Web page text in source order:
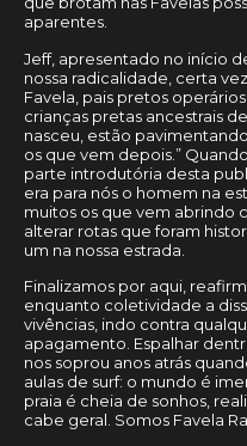
aparentes.
Jeff, apresentado no início
nossa radicalidade, certa
Favela, pais pretos
crianças pretas ancestrais
nasceu, estão
os que vem depois.”
parte introdutória desta
era para nós o homem na
muitos os que vem abrindo
alterar rotas que foram
um na nossa estrada.
Finalizamos por aqui,
enquanto coletividade a
vivências, indo contra
apagamento. Espalhar
nos soprou anos atrás
aulas de surf: o mundo é
praia é cheia de sonhos,
cabe geral. Somos Favela